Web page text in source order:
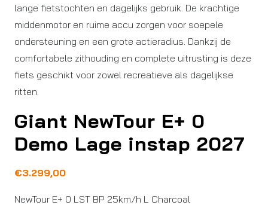
lange fietstochten en dagelijks gebruik. De krachtige
middenmotor en ruime accu zorgen voor soepele
ondersteuning en een grote actieradius. Dankzij de
comfortabele zithouding en complete uitrusting is deze
fiets geschikt voor zowel recreatieve als dagelijkse
ritten.
Giant NewTour E+ 0
Demo Lage instap 2027
€3.299,00
NewTour E+ 0 LST BP 25km/h L Charcoal